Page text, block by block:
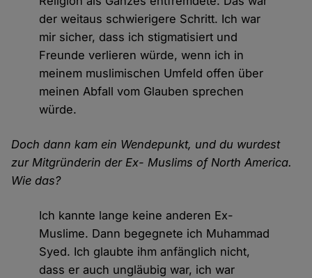
der weitaus schwierigere Schritt. Ich war
mir sicher, dass ich stigmatisiert und
Freunde verlieren würde, wenn ich in
meinem muslimischen Umfeld offen über
meinen Abfall vom Glauben sprechen
würde.
Doch dann kam ein Wendepunkt, und du wurdest
zur Mitgründerin der Ex- Muslims of North America.
Wie das?
Ich kannte lange keine anderen Ex-
Muslime. Dann begegnete ich Muhammad
Syed. Ich glaubte ihm anfänglich nicht,
dass er auch ungläubig war, ich war